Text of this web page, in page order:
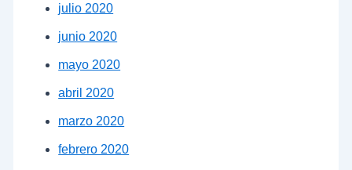
julio 2020
junio 2020
mayo 2020
abril 2020
marzo 2020
febrero 2020